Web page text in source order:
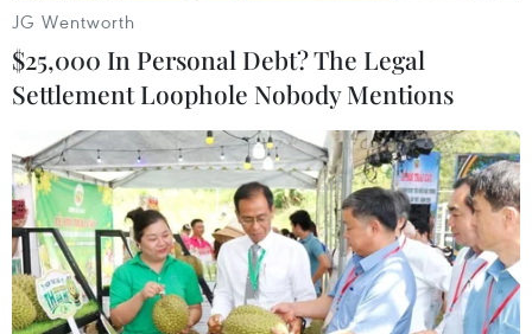
luật của các cấp chính quyền.
quả công tác giám sát của Mặt trận Tổ quốc, các
tổ chức chính trị xã hội, nhân dân trong công
tác giám sát đại biểu dân cử, giám sát cán bộ,
công chức nhà nước trong việc tuân thủ pháp
luật về phòng, chống tham nhũng, tiêu cực;
giám sát việc thực hiện pháp luật về công khai,
JG Wentworth
$25,000 In Personal Debt? The Legal
Settlement Loophole Nobody Mentions